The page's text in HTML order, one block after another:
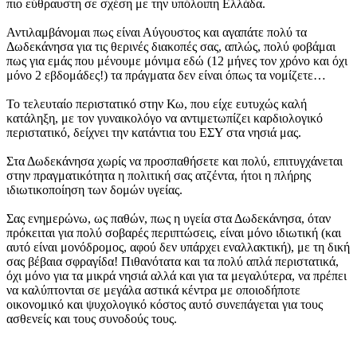
πιο εύθραυστη σε σχέση με την υπόλοιπη Ελλάδα.
Αντιλαμβάνομαι πως είναι Αύγουστος και αγαπάτε πολύ τα
Δωδεκάνησα για τις θερινές διακοπές σας, απλώς, πολύ φοβάμαι
πως για εμάς που μένουμε μόνιμα εδώ (12 μήνες τον χρόνο και όχι
μόνο 2 εβδομάδες!) τα πράγματα δεν είναι όπως τα νομίζετε…
Το τελευταίο περιστατικό στην Κω, που είχε ευτυχώς καλή
κατάληξη, με τον γυναικολόγο να αντιμετωπίζει καρδιολογικό
περιστατικό, δείχνει την κατάντια του ΕΣΥ στα νησιά μας.
Στα Δωδεκάνησα χωρίς να προσπαθήσετε και πολύ, επιτυγχάνεται
στην πραγματικότητα η πολιτική σας ατζέντα, ήτοι η πλήρης
ιδιωτικοποίηση των δομών υγείας.
Σας ενημερώνω, ως παθών, πως η υγεία στα Δωδεκάνησα, όταν
πρόκειται για πολύ σοβαρές περιπτώσεις, είναι μόνο ιδιωτική (και
αυτό είναι μονόδρομος, αφού δεν υπάρχει εναλλακτική), με τη δική
σας βέβαια σφραγίδα! Πιθανότατα και τα πολύ απλά περιστατικά,
όχι μόνο για τα μικρά νησιά αλλά και για τα μεγαλύτερα, να πρέπει
να καλύπτονται σε μεγάλα αστικά κέντρα με οποιοδήποτε
οικονομικό και ψυχολογικό κόστος αυτό συνεπάγεται για τους
ασθενείς και τους συνοδούς τους.